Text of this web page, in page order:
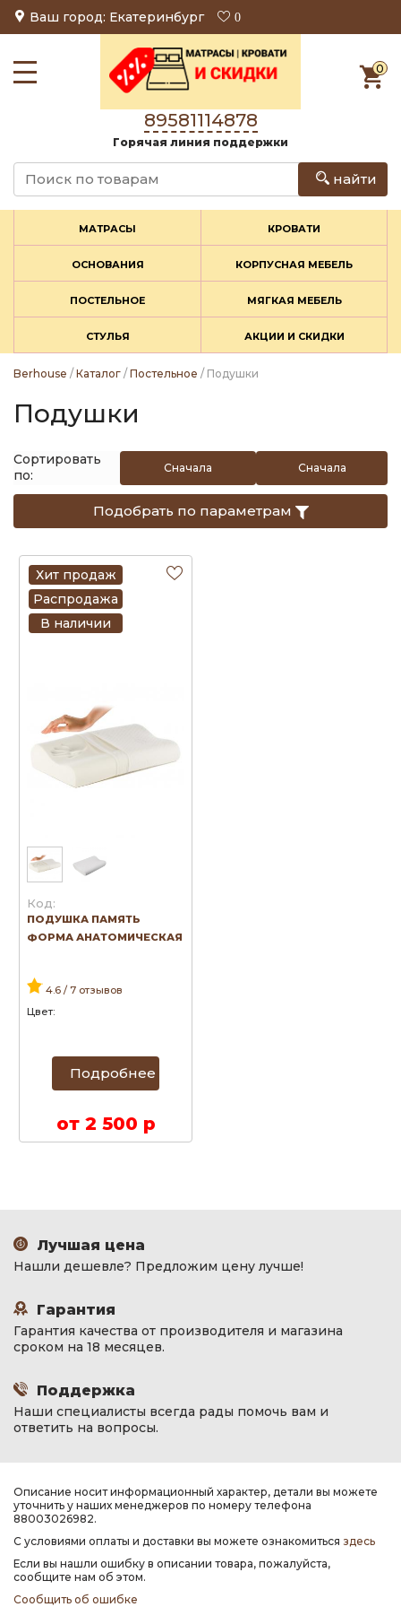
Ваш город: Екатеринбург 0
0
89581114878
Горячая линия поддержки
найти
МАТРАСЫ КРОВАТИ
ОСНОВАНИЯ КОРПУСНАЯ МЕБЕЛЬ
ПОСТЕЛЬНОЕ МЯГКАЯ МЕБЕЛЬ
СТУЛЬЯ АКЦИИ И СКИДКИ
Berhouse / Каталог / Постельное / Подушки
Подушки
Сортировать
по:
Сначала Сначала
Подобрать по параметрам
Хит продаж
Распродажа
В наличии
Код:
ПОДУШКА ПАМЯТЬ
ФОРМА АНАТОМИЧЕСКАЯ
4.6 / 7 отзывов
Цвет:
Подробнее
от 2 500 р
Лучшая цена
Нашли дешевле? Предложим цену лучше!
Гарантия
Гарантия качества от производителя и магазина
сроком на 18 месяцев.
Поддержка
Наши специалисты всегда рады помочь вам и
ответить на вопросы.
Описание носит информационный характер, детали вы можете
уточнить у наших менеджеров по номеру телефона
88003026982.
С условиями оплаты и доставки вы можете ознакомиться здесь
Если вы нашли ошибку в описании товара, пожалуйста,
сообщите нам об этом.
Сообщить об ошибке